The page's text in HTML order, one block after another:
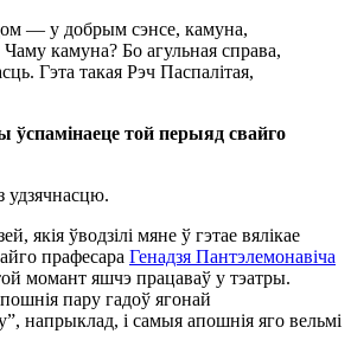
— у добрым сэнсе, камуна,
камуна? Бо агульная справа,
Гэта такая Рэч Паспалітая,
ўспамінаеце той перыяд свайго
удзячнасцю.
якія ўводзілі мяне ў гэтае вялікае
прафесара Генадзя Пантэлемонавіча
момант яшчэ працаваў у тэатры.
пару гадоў ягонай
напрыклад, і самыя апошнія яго вельмі